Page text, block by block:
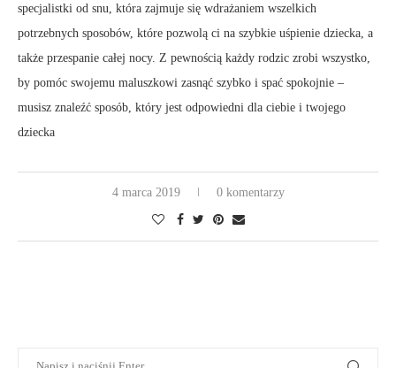
specjalistki od snu, która zajmuje się wdrażaniem wszelkich
potrzebnych sposobów, które pozwolą ci na szybkie uśpienie dziecka, a
także przespanie całej nocy. Z pewnością każdy rodzic zrobi wszystko,
by pomóc swojemu maluszkowi zasnąć szybko i spać spokojnie –
musisz znaleźć sposób, który jest odpowiedni dla ciebie i twojego
dziecka
4 marca 2019 0 komentarzy